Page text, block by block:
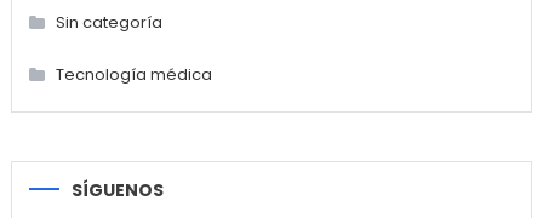
Sin categoría
Tecnología médica
SÍGUENOS